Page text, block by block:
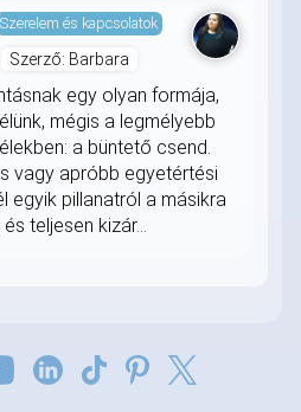
Szerelem és kapcsolatok
Szerző: Barbara
egy olyan formája,
mégis a legmélyebb
a büntető csend.
vagy apróbb egyetértési
egyik pillanatról a másikra
teljesen kizár...